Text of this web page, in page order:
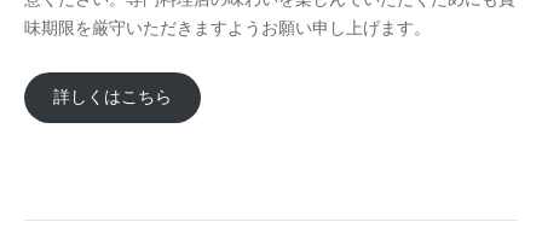
味期限を厳守いただきますようお願い申し上げます。
詳しくはこちら